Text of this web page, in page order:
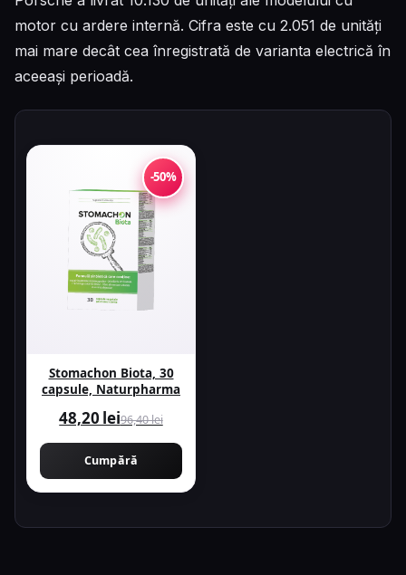
motor cu ardere internă. Cifra este cu 2.051 de unități
mai mare decât cea înregistrată de varianta electrică în
aceeași perioadă.
-50%
Stomachon Biota, 30
capsule, Naturpharma
48,20 lei96,40 lei
Cumpără